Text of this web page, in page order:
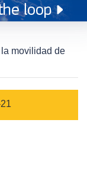
movilidad de